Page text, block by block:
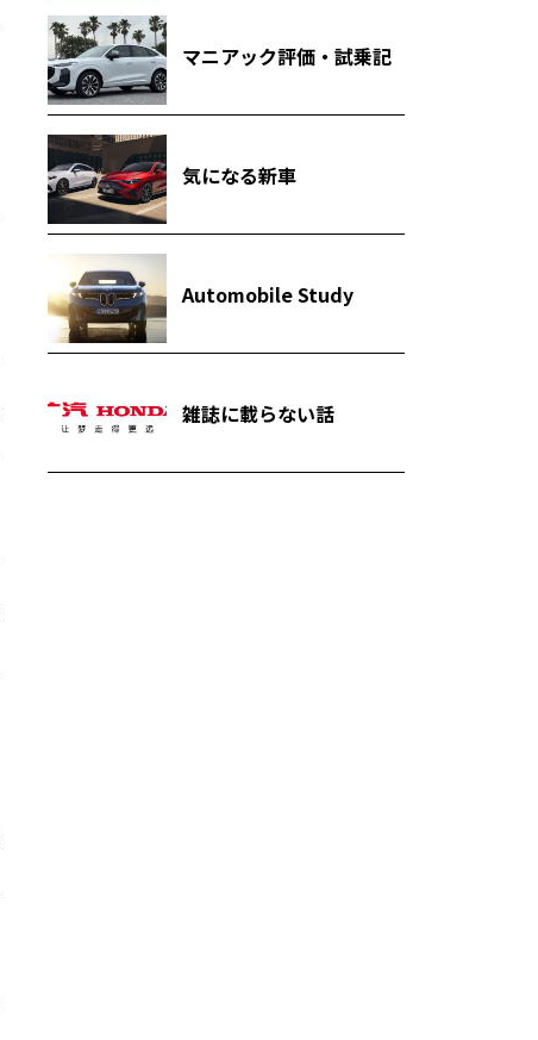
マニアック評価・試乗記
気になる新車
Automobile Study
雑誌に載らない話